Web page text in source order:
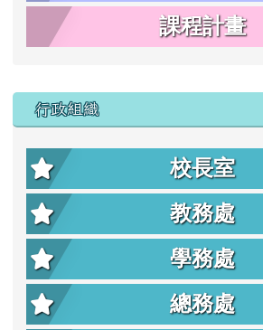
課程計畫
行政組織
校長室
教務處
學務處
總務處